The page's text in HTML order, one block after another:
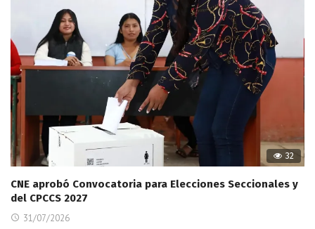
32
CNE aprobó Convocatoria para Elecciones Seccionales y
del CPCCS 2027
31/07/2026